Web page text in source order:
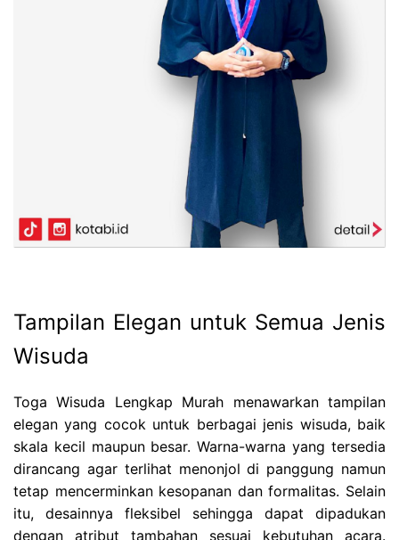
Tampilan Elegan untuk Semua Jenis
Wisuda
Toga Wisuda Lengkap Murah menawarkan tampilan
elegan yang cocok untuk berbagai jenis wisuda, baik
skala kecil maupun besar. Warna-warna yang tersedia
dirancang agar terlihat menonjol di panggung namun
tetap mencerminkan kesopanan dan formalitas. Selain
itu, desainnya fleksibel sehingga dapat dipadukan
dengan atribut tambahan sesuai kebutuhan acara.